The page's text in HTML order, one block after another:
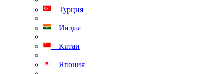
Турция
Индия
Китай
Япония